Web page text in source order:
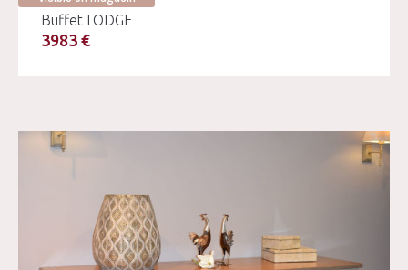
Buffet LODGE
3983 €